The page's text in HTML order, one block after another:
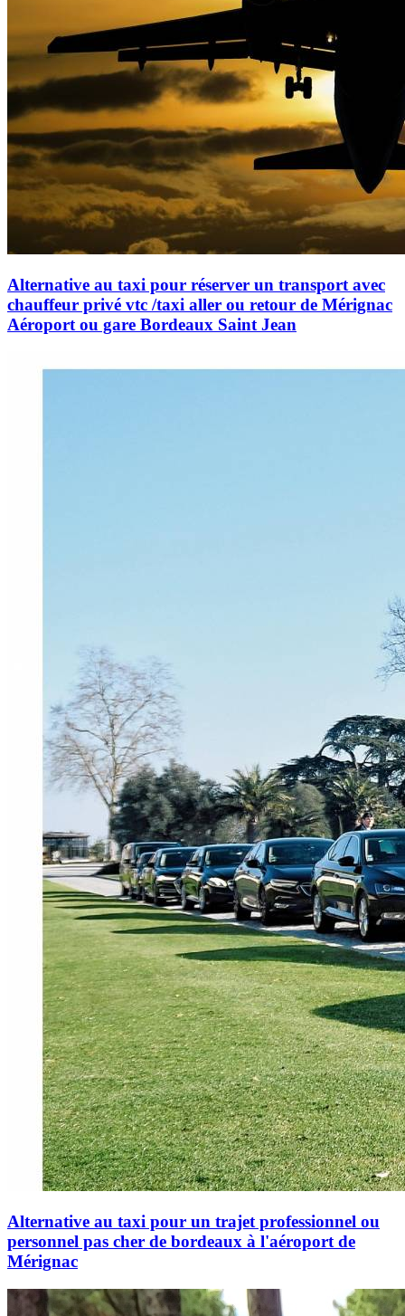
Alternative au taxi pour réserver un transport avec
chauffeur privé vtc /taxi aller ou retour de Mérignac
Aéroport ou gare Bordeaux Saint Jean
Alternative au taxi pour un trajet professionnel ou
personnel pas cher de bordeaux à l'aéroport de
Mérignac